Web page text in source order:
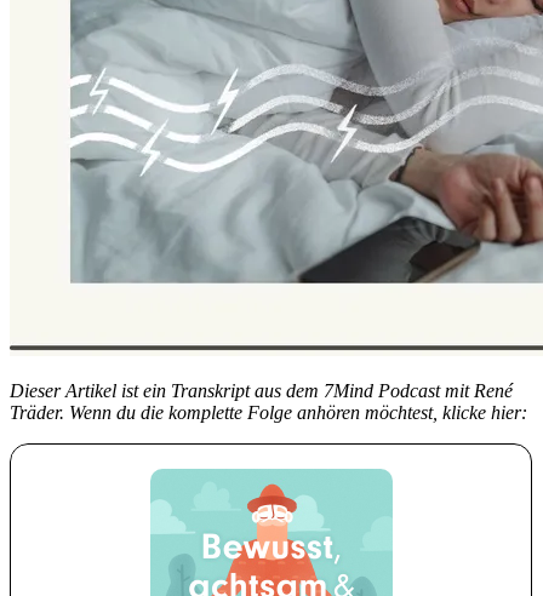
Dieser Artikel ist ein Transkript aus dem 7Mind Podcast mit René
Träder. Wenn du die komplette Folge anhören möchtest, klicke hier: